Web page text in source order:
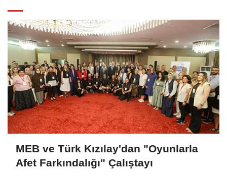
MEB ve Türk Kızılay'dan "Oyunlarla
Afet Farkındalığı" Çalıştayı